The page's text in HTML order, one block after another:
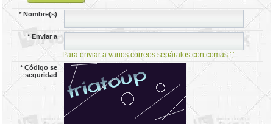
*Nombre(s)
*Enviar a
Para enviar a varios correos sepáralos con comas ','.
*Código se
seguridad